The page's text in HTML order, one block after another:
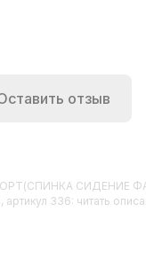
отзыв
СИДЕНИЕ
336: читать